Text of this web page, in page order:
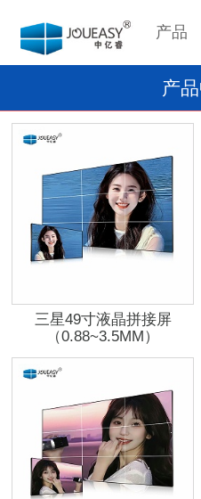
产品
产
三星49寸液晶拼接屏
（0.88~3.5MM）